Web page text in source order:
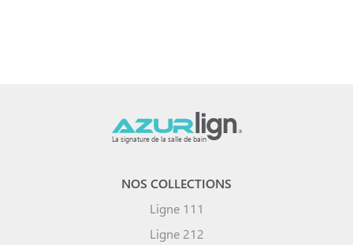
La signature de la salle de bain
NOS COLLECTIONS
Ligne 111
Ligne 212